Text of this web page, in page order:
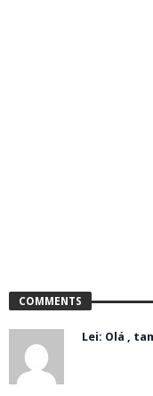
COMMENTS
Lei: Olá ,